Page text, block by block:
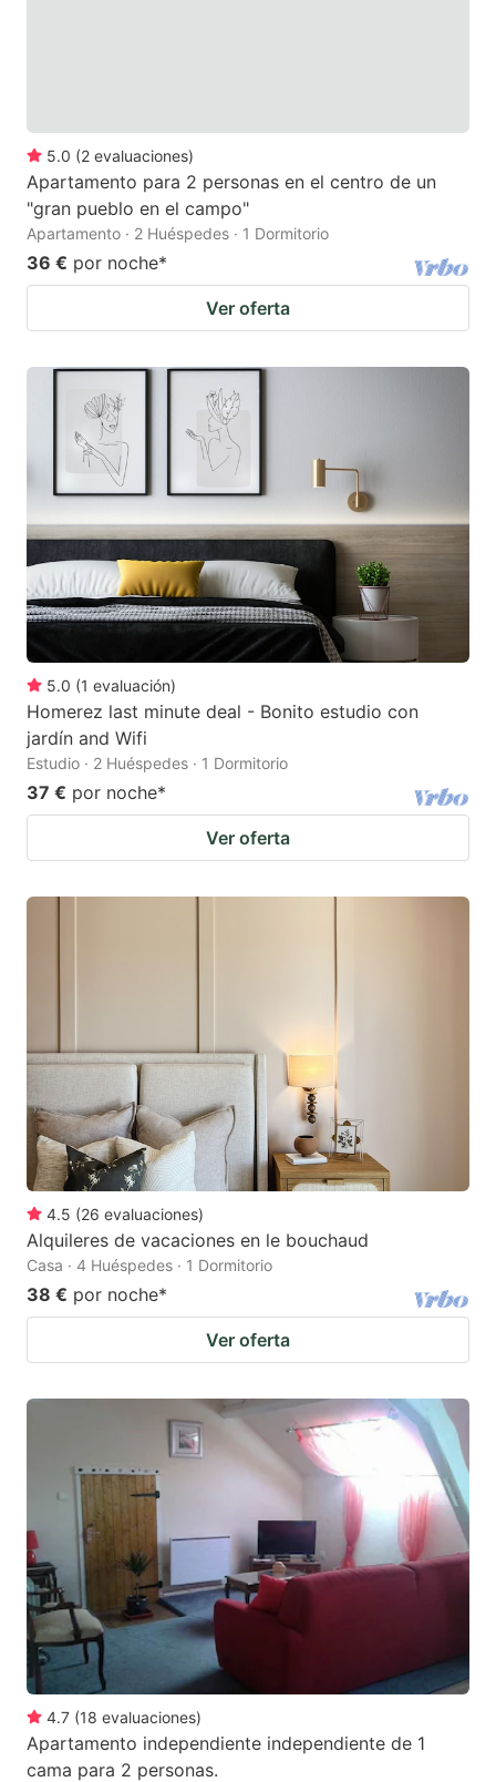
5.0 (2 evaluaciones)
Apartamento para 2 personas en el centro de un
"gran pueblo en el campo"
Apartamento · 2 Huéspedes · 1 Dormitorio
36 € por noche*
Ver oferta
5.0 (1 evaluación)
Homerez last minute deal - Bonito estudio con
jardín and Wifi
Estudio · 2 Huéspedes · 1 Dormitorio
37 € por noche*
Ver oferta
4.5 (26 evaluaciones)
Alquileres de vacaciones en le bouchaud
Casa · 4 Huéspedes · 1 Dormitorio
38 € por noche*
Ver oferta
4.7 (18 evaluaciones)
Apartamento independiente independiente de 1
cama para 2 personas.